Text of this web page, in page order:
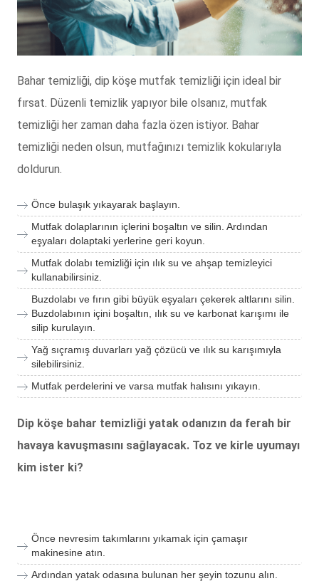
Bahar temizliği, dip köşe mutfak temizliği için ideal bir
fırsat. Düzenli temizlik yapıyor bile olsanız, mutfak
temizliği her zaman daha fazla özen istiyor. Bahar
temizliği neden olsun, mutfağınızı temizlik kokularıyla
doldurun.
Önce bulaşık yıkayarak başlayın.
Mutfak dolaplarının içlerini boşaltın ve silin. Ardından
eşyaları dolaptaki yerlerine geri koyun.
Mutfak dolabı temizliği için ılık su ve ahşap temizleyici
kullanabilirsiniz.
Buzdolabı ve fırın gibi büyük eşyaları çekerek altlarını silin.
Buzdolabının içini boşaltın, ılık su ve karbonat karışımı ile
silip kurulayın.
Yağ sıçramış duvarları yağ çözücü ve ılık su karışımıyla
silebilirsiniz.
Mutfak perdelerini ve varsa mutfak halısını yıkayın.
Dip köşe bahar temizliği yatak odanızın da ferah bir
havaya kavuşmasını sağlayacak. Toz ve kirle uyumayı
kim ister ki?
Önce nevresim takımlarını yıkamak için çamaşır
makinesine atın.
Ardından yatak odasına bulunan her şeyin tozunu alın.